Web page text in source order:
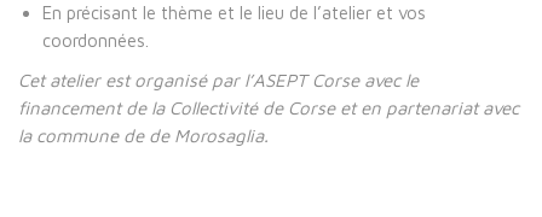
En précisant le thème et le lieu de l’atelier et vos
coordonnées.
Cet atelier est organisé par l’ASEPT Corse avec le
financement de la Collectivité de Corse et en partenariat avec
la commune de de Morosaglia.